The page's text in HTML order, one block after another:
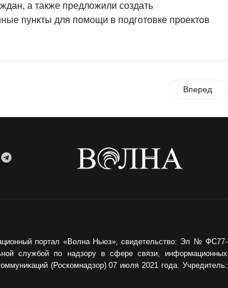
а также предложили создать
пункты для помощи в подготовке проектов
Вперед
портал «Волна Ньюз», свидетельство: Эл № ФС77-
службой по надзору в сфере связи, информационных
(Роскомнадзор) 07 июля 2021 года. Учредитель: